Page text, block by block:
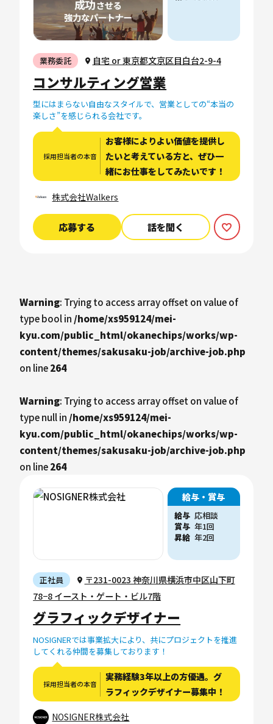
業務委託 自宅 or 東京都文京区目白台2-9-4
コンサルティング営業
型にはまらない自由なスタイルで、営業としての“本当の
楽しさ”を感じられる会社です。
採用担当者の本音
お客様によりよい価値を提供し
たいと考えている方と、ぜひ一
緒にお仕事をしてみたいです！
株式会社Walkers
応募する 話を聞く
Warning: Trying to access array offset on value of
type bool in /home/xs959124/mei-
kyu.com/public_html/okanechips/works/wp-
content/themes/sakusaku-job/archive-job.php
on line264
Warning: Trying to access array offset on value of
type null in /home/xs959124/mei-
kyu.com/public_html/okanechips/works/wp-
content/themes/sakusaku-job/archive-job.php
on line264
給与・賞与
給与 応相談
賞与 年1回
昇給 年2回
正社員
〒231-0023 神奈川県横浜市中区山下町
78−8 イースト・ゲート・ビル7階
グラフィックデザイナー
NOSIGNERでは事業拡大により、共にプロジェクトを推進
してくれる仲間を募集しております！
採用担当者の本音
実務経験3年以上の方優遇。グ
ラフィックデザイナー募集中！
NOSIGNER株式会社